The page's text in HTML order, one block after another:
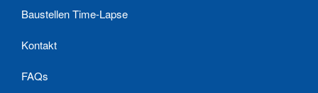
Baustellen Time-Lapse
Kontakt
FAQs